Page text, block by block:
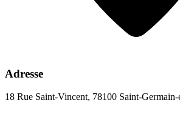
Adresse
18 Rue Saint-Vincent, 78100 Saint-